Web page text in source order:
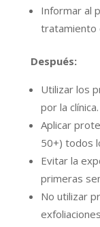
Informar al
tratamiento
Después:
Utilizar los
por la clínica.
Aplicar
50+) todos
Evitar la
primeras
No utilizar